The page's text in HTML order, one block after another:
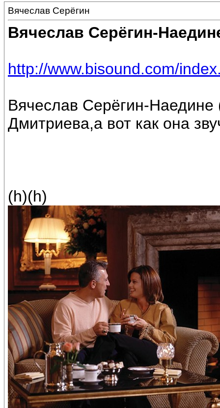
Вячеслав Серёгин
Вячеслав Серёгин-
http://www.bisound.com/
Вячеслав Серёгин-
Дмитриева,а вот как она
(h)(h)